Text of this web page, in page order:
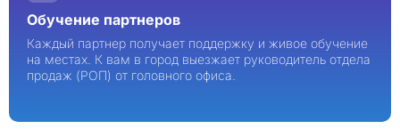
Обучение партнеров
Каждый партнер получает поддержку и живое обучение
на местах. К вам в город выезжает руководитель отдела
продаж (РОП) от головного офиса.